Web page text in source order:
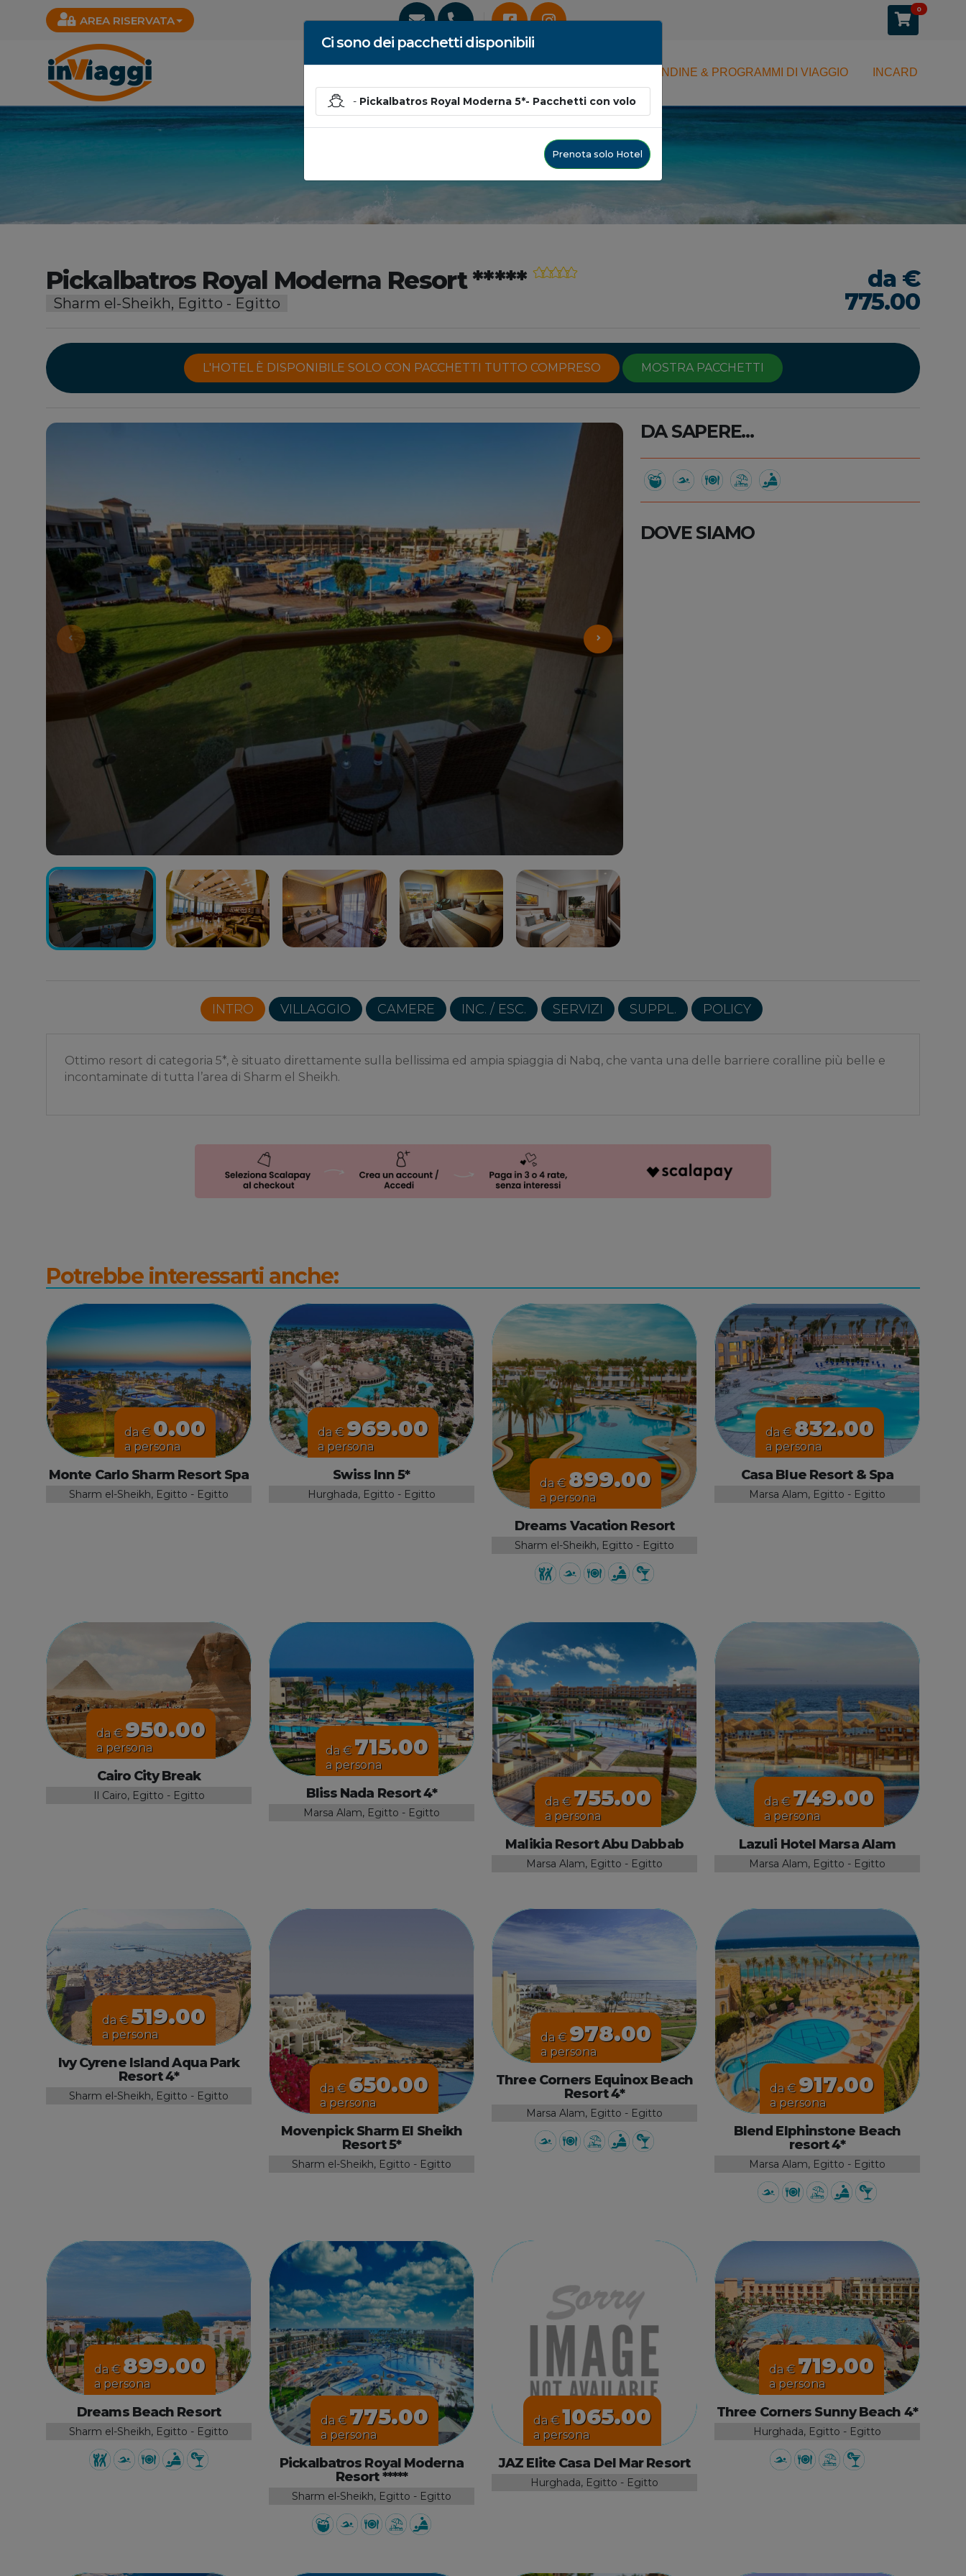
AREA RISERVATA
0
LOCANDINE & PROGRAMMI DI VIAGGIO INCARD
Pickalbatros Royal Moderna Resort *****
Sharm el-Sheikh, Egitto - Egitto
da €
775.00
L'HOTEL È DISPONIBILE SOLO CON PACCHETTI TUTTO COMPRESO MOSTRA PACCHETTI
DA SAPERE...
DOVE SIAMO
INTRO VILLAGGIO CAMERE INC. / ESC. SERVIZI SUPPL. POLICY
Ottimo resort di categoria 5*, è situato direttamente sulla bellissima ed ampia spiaggia di Nabq, che vanta una delle barriere coralline più belle e
incontaminate di tutta l’area di Sharm el Sheikh.
Potrebbe interessarti anche:
da € 0.00
a persona
Monte Carlo Sharm Resort Spa
Sharm el-Sheikh, Egitto - Egitto
da € 969.00
a persona
Swiss Inn 5*
Hurghada, Egitto - Egitto
da € 899.00
a persona
Dreams Vacation Resort
Sharm el-Sheikh, Egitto - Egitto
da € 832.00
a persona
Casa Blue Resort & Spa
Marsa Alam, Egitto - Egitto
da € 950.00
a persona
Cairo City Break
Il Cairo, Egitto - Egitto
da € 715.00
a persona
Bliss Nada Resort 4*
Marsa Alam, Egitto - Egitto
da € 755.00
a persona
Malikia Resort Abu Dabbab
Marsa Alam, Egitto - Egitto
da € 749.00
a persona
Lazuli Hotel Marsa Alam
Marsa Alam, Egitto - Egitto
da €519.00
a persona
Ivy Cyrene Island Aqua Park
Resort 4*
Sharm el-Sheikh, Egitto - Egitto
da € 650.00
a persona
Movenpick Sharm El Sheikh
Resort 5*
Sharm el-Sheikh, Egitto - Egitto
da € 978.00
a persona
Three Corners Equinox Beach
Resort 4*
Marsa Alam, Egitto - Egitto
da € 917.00
a persona
Blend Elphinstone Beach
resort 4*
Marsa Alam, Egitto - Egitto
da € 899.00
a persona
Dreams Beach Resort
Sharm el-Sheikh, Egitto - Egitto
da € 775.00
a persona
Pickalbatros Royal Moderna
Resort *****
Sharm el-Sheikh, Egitto - Egitto
da €1065.00
a persona
JAZ Elite Casa Del Mar Resort
Hurghada, Egitto - Egitto
da € 719.00
a persona
Three Corners Sunny Beach 4*
Hurghada, Egitto - Egitto
Ci sono dei pacchetti disponibili
- Pickalbatros Royal Moderna 5*- Pacchetti con volo
Prenota solo Hotel